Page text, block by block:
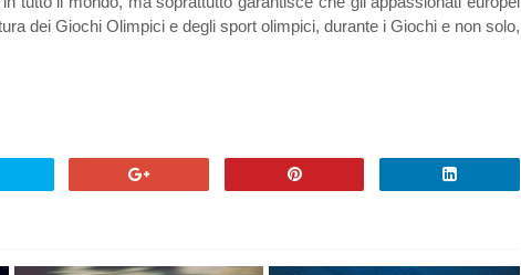
dei Giochi Olimpici e degli sport olimpici, durante i Giochi e non solo,